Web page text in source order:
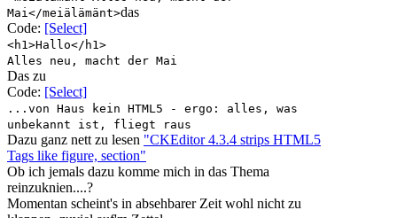
Mai</meiälämänt>das
Code: [Select]
<h1>Hallo</h1>
Alles neu, macht der Mai
Das zu
Code: [Select]
...von Haus kein HTML5 - ergo: alles, was
unbekannt ist, fliegt raus
Dazu ganz nett zu lesen "CKEditor 4.3.4 strips HTML5
Tags like figure, section"
Ob ich jemals dazu komme mich in das Thema
reinzuknien....?
Momentan scheint's in absehbarer Zeit wohl nicht zu